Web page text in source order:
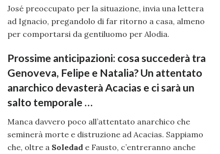
José preoccupato per la situazione, invia una lettera
ad Ignacio, pregandolo di far ritorno a casa, almeno
per comportarsi da gentiluomo per Alodia.
Prossime anticipazioni: cosa succederà tra
Genoveva, Felipe e Natalia? Un attentato
anarchico devasterà Acacias e ci sarà un
salto temporale …
Manca davvero poco all’attentato anarchico che
seminerà morte e distruzione ad Acacias. Sappiamo
che, oltre a Soledad e Fausto, c’entreranno anche